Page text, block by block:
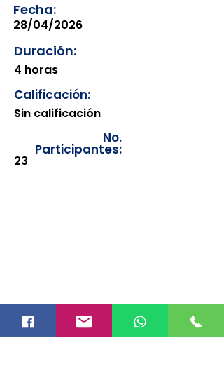
Fecha:
28/04/2026
Duración:
4 horas
Calificación:
Sin calificación
No.
Participantes:
23
correspondientes del año en
curso. Si requiere consultar una
constancia de años anteriores, le